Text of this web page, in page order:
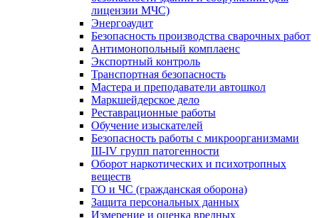
лицензии МЧС)
Энергоаудит
Безопасность производства сварочных работ
Антимонопольный комплаенс
Экспортный контроль
Транспортная безопасность
Мастера и преподаватели автошкол
Маркшейдерское дело
Реставрационные работы
Обучение изыскателей
Безопасность работы с микроорганизмами
III-IV групп патогенности
Оборот наркотических и психотропных
веществ
ГО и ЧС (гражданская оборона)
Защита персональных данных
Измерение и оценка вредных